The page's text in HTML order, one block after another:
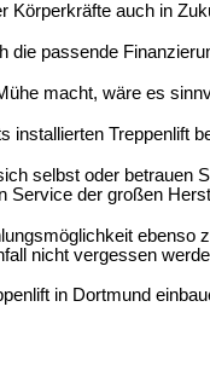
Körperkräfte auch in
die passende
macht, wäre es
installierten Treppenlift
selbst oder betrauen
Service der großen
ebenso
nicht vergessen
in Dortmund